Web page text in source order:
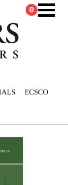
ECSCO
0